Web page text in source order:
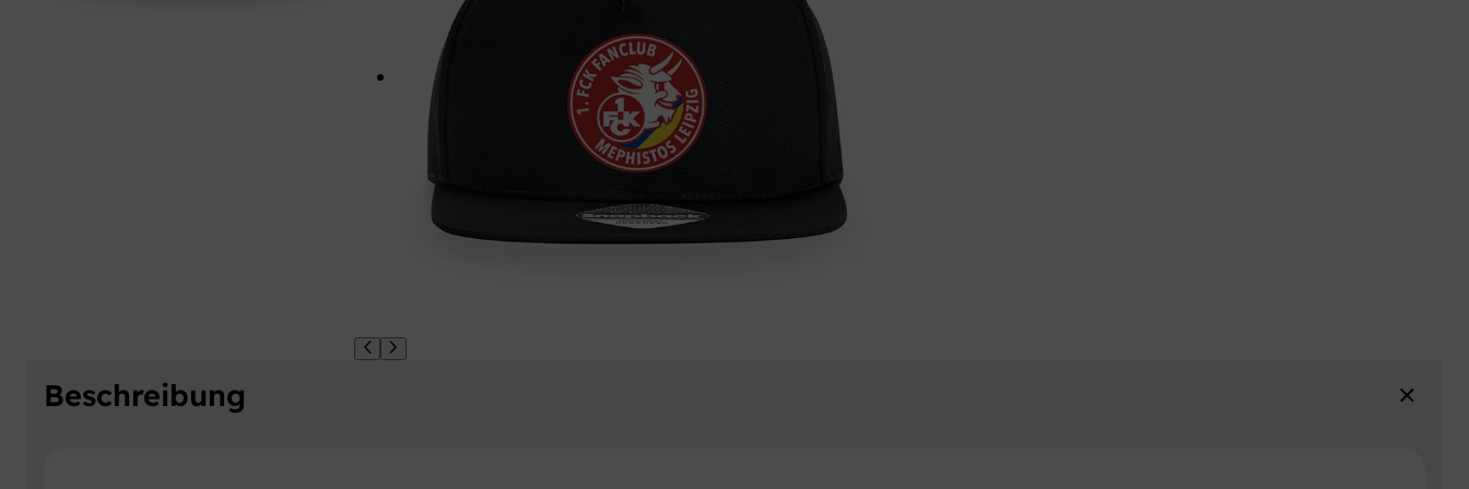
Beschreibung